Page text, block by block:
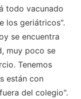
todo vacunado
los geriátricos".
se encuentra
muy poco se
Tenemos
están con
del colegio".